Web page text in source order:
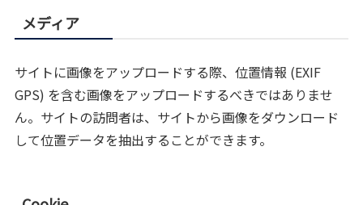
メディア
サイトに画像をアップロードする際、位置情報 (EXIF
GPS) を含む画像をアップロードするべきではありませ
ん。サイトの訪問者は、サイトから画像をダウンロード
して位置データを抽出することができます。